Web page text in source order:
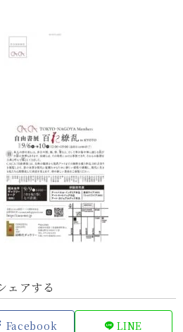
ェアする
Facebook LINE